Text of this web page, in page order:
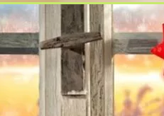
година, с основен предмет